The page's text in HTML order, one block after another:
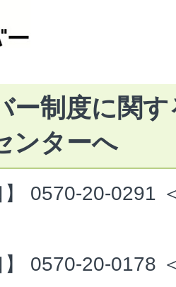
ー制度に関
ンターへ
】 0570-20-0291
】 0570-20-0178